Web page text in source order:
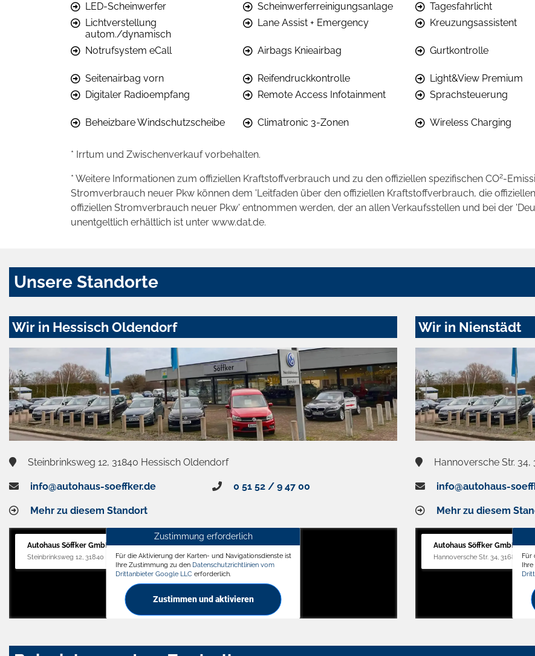
LED-Scheinwerfer Scheinwerferreinigungsanlage Tagesfahrlicht
Lichtverstellung
autom./dynamisch
Lane Assist + Emergency Kreuzungsassistent
Notrufsystem eCall Airbags Knieairbag Gurtkontrolle
Seitenairbag vorn
Reifendruckkontrolle Light&View Premium
Digitaler Radioempfang
Remote Access Infotainment Sprachsteuerung
Beheizbare Windschutzscheibe
Climatronic 3-Zonen Wireless Charging
* Irrtum und Zwischenverkauf vorbehalten.
* Weitere Informationen zum offiziellen Kraftstoffverbrauch und zu den offiziellen spezifischen CO2-
Stromverbrauch neuer Pkw können dem 'Leitfaden über den offiziellen Kraftstoffverbrauch, die
offiziellen Stromverbrauch neuer Pkw' entnommen werden, der an allen Verkaufsstellen und bei der
unentgeltlich erhältlich ist unter www.dat.de.
Unsere Standorte
Wir in Hessisch Oldendorf
Steinbrinksweg 12, 31840 Hessisch Oldendorf
info@autohaus-soeffker.de 0 51 52 / 9 47 00
Mehr zu diesem Standort
Autohaus Söffker GmbH
Steinbrinksweg 12, 31840 Hessisch Oldendorf
Zustimmung erforderlich
Für die Aktivierung der Karten- und Navigationsdienste ist
Ihre Zustimmung zu den Datenschutzrichtlinien vom
Drittanbieter Google LLC erforderlich.
Zustimmen und aktivieren
Wir in Nienstädt
Hannoversche Str. 34,
info@autohaus-
Mehr zu diesem
Autohaus Söffker GmbH
Hannoversche Str. 34, 31688 Für